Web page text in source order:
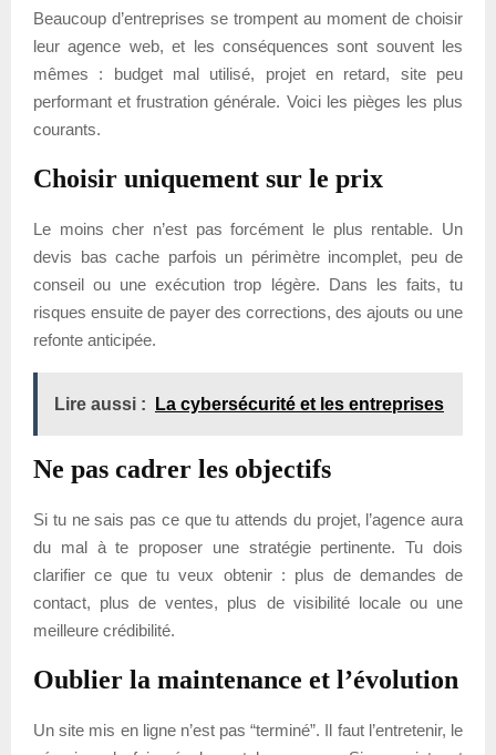
Beaucoup d’entreprises se trompent au moment de choisir
leur agence web, et les conséquences sont souvent les
mêmes : budget mal utilisé, projet en retard, site peu
performant et frustration générale. Voici les pièges les plus
courants.
Choisir uniquement sur le prix
Le moins cher n’est pas forcément le plus rentable. Un
devis bas cache parfois un périmètre incomplet, peu de
conseil ou une exécution trop légère. Dans les faits, tu
risques ensuite de payer des corrections, des ajouts ou une
refonte anticipée.
Lire aussi : La cybersécurité et les entreprises
Ne pas cadrer les objectifs
Si tu ne sais pas ce que tu attends du projet, l’agence aura
du mal à te proposer une stratégie pertinente. Tu dois
clarifier ce que tu veux obtenir : plus de demandes de
contact, plus de ventes, plus de visibilité locale ou une
meilleure crédibilité.
Oublier la maintenance et l’évolution
Un site mis en ligne n’est pas “terminé”. Il faut l’entretenir, le